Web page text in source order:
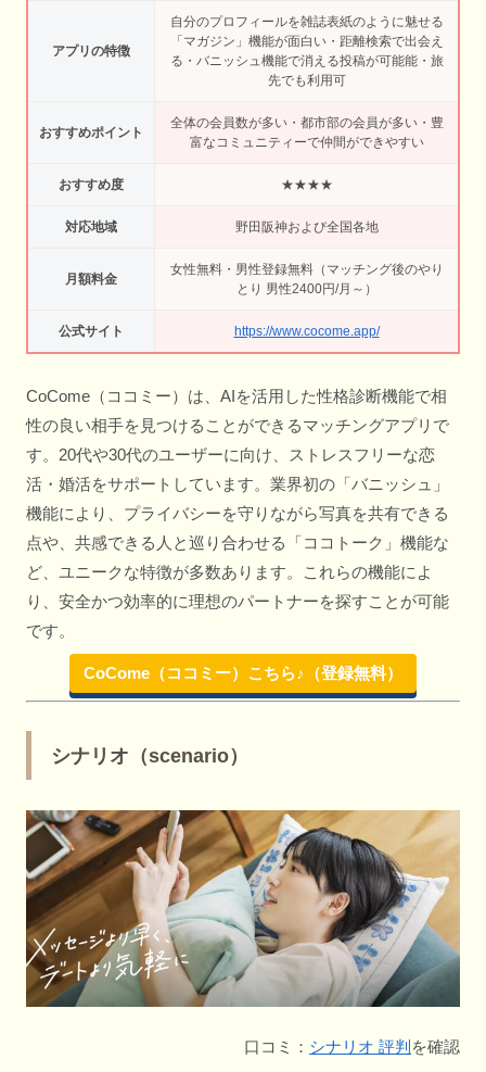
アプリの特徴
自分のプロフィールを雑誌表紙のように魅せる
「マガジン」機能が面白い・距離検索で出会え
る・バニッシュ機能で消える投稿が可能能・旅
先でも利用可
おすすめポイント
全体の会員数が多い・都市部の会員が多い・豊
富なコミュニティーで仲間ができやすい
おすすめ度 ★★★★
対応地域 野田阪神および全国各地
月額料金
女性無料・男性登録無料（マッチング後のやり
とり 男性2400円/月～）
公式サイト https://www.cocome.app/
CoCome（ココミー）は、AIを活用した性格診断機能で相
性の良い相手を見つけることができるマッチングアプリで
す。20代や30代のユーザーに向け、ストレスフリーな恋
活・婚活をサポートしています。業界初の「バニッシュ」
機能により、プライバシーを守りながら写真を共有できる
点や、共感できる人と巡り合わせる「ココトーク」機能な
ど、ユニークな特徴が多数あります。これらの機能によ
り、安全かつ効率的に理想のパートナーを探すことが可能
です。
CoCome（ココミー）こちら♪（登録無料）
シナリオ（scenario）
口コミ： シナリオ 評判 を確認